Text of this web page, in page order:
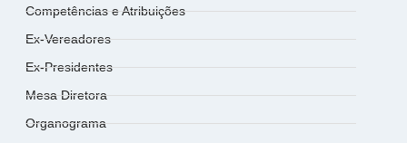
Competências e Atribuições
Ex-Vereadores
Ex-Presidentes
Mesa Diretora
Organograma